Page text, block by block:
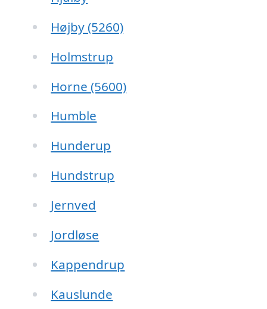
Højby (5260)
Holmstrup
Horne (5600)
Humble
Hunderup
Hundstrup
Jernved
Jordløse
Kappendrup
Kauslunde